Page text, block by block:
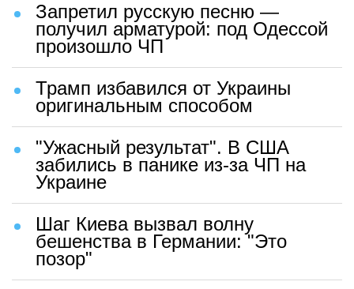
Запретил русскую песню —
получил арматурой: под Одессой
произошло ЧП
Трамп избавился от Украины
оригинальным способом
"Ужасный результат". В США
забились в панике из-за ЧП на
Украине
Шаг Киева вызвал волну
бешенства в Германии: "Это
позор"